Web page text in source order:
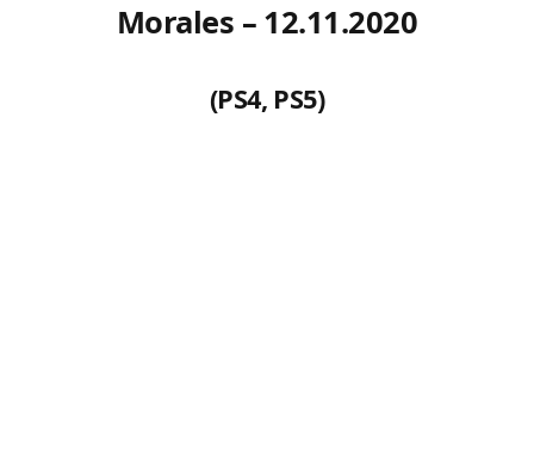
Morales – 12.11.2020
(PS4, PS5)